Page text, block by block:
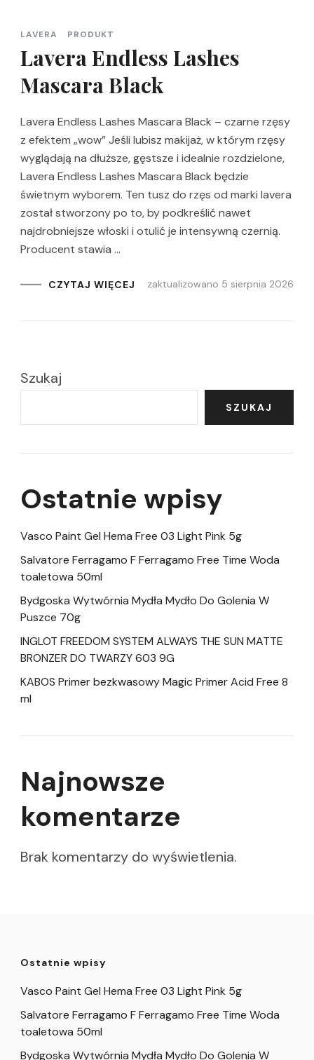
LAVERA PRODUKT
Lavera Endless Lashes
Mascara Black
Lavera Endless Lashes Mascara Black – czarne rzęsy
z efektem „wow” Jeśli lubisz makijaż, w którym rzęsy
wyglądają na dłuższe, gęstsze i idealnie rozdzielone,
Lavera Endless Lashes Mascara Black będzie
świetnym wyborem. Ten tusz do rzęs od marki lavera
został stworzony po to, by podkreślić nawet
najdrobniejsze włoski i otulić je intensywną czernią.
Producent stawia …
CZYTAJ WIĘCEJ zaktualizowano 5 sierpnia 2026
Szukaj
SZUKAJ
Ostatnie wpisy
Vasco Paint Gel Hema Free 03 Light Pink 5g
Salvatore Ferragamo F Ferragamo Free Time Woda
toaletowa 50ml
Bydgoska Wytwórnia Mydła Mydło Do Golenia W
Puszce 70g
INGLOT FREEDOM SYSTEM ALWAYS THE SUN MATTE
BRONZER DO TWARZY 603 9G
KABOS Primer bezkwasowy Magic Primer Acid Free 8
ml
Najnowsze
komentarze
Brak komentarzy do wyświetlenia.
Ostatnie wpisy
Vasco Paint Gel Hema Free 03 Light Pink 5g
Salvatore Ferragamo F Ferragamo Free Time Woda
toaletowa 50ml
Bydgoska Wytwórnia Mydła Mydło Do Golenia W